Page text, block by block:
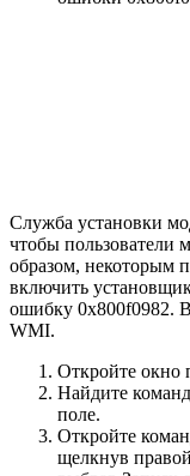
Служба установки
чтобы пользователи
образом, некоторым
включить
ошибку 0x800f0982.
WMI.
Откройте окно
Найдите
поле.
Откройте
щелкнув